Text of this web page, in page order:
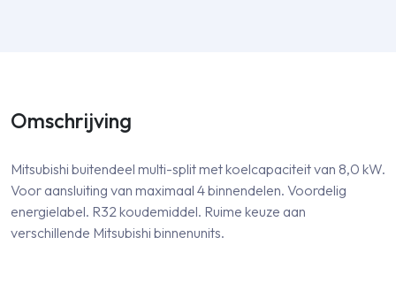
Omschrijving
Mitsubishi buitendeel multi-split met koelcapaciteit van 8,0 kW.
Voor aansluiting van maximaal 4 binnendelen. Voordelig
energielabel. R32 koudemiddel. Ruime keuze aan
verschillende Mitsubishi binnenunits.